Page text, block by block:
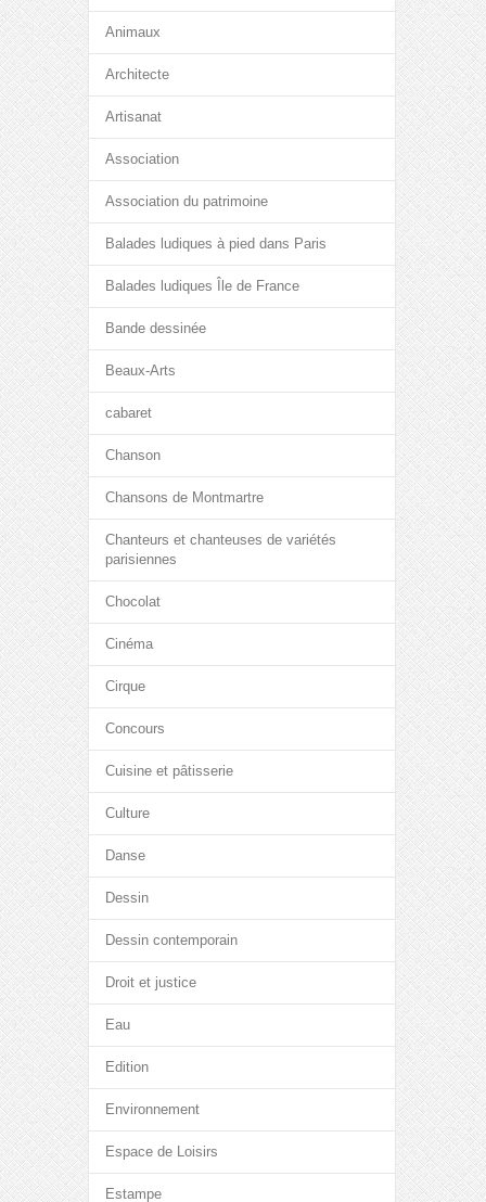
Animaux
Architecte
Artisanat
Association
Association du patrimoine
Balades ludiques à pied dans Paris
Balades ludiques Île de France
Bande dessinée
Beaux-Arts
cabaret
Chanson
Chansons de Montmartre
Chanteurs et chanteuses de variétés
parisiennes
Chocolat
Cinéma
Cirque
Concours
Cuisine et pâtisserie
Culture
Danse
Dessin
Dessin contemporain
Droit et justice
Eau
Edition
Environnement
Espace de Loisirs
Estampe